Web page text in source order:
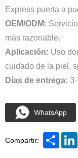
Express puerta a
OEM/ODM:
más razonable.
Aplicación: Uso
cuidado de la piel,
Días de entrega:
WhatsApp
Compartir: